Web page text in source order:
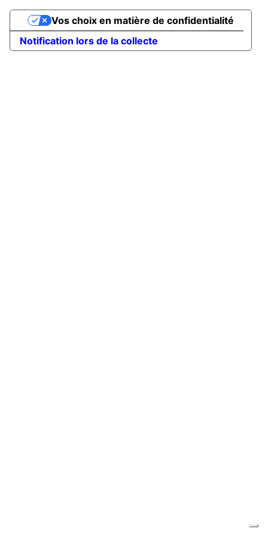
Notification lors de la collecte
Vos choix en matière de confidentialité